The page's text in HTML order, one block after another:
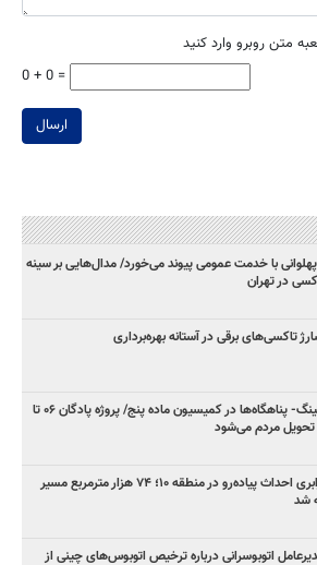
متن روبرو وارد کنید
0 + 0 =
ارسال
با خدمت عمومی پیوند می‌خورد/ مدال‌هایی بر سینه
در تهران
تصویب پارکینگ- پناهگاه‌ها در کمیسیون ماده پنج/ پروژه پادگان ۰۶ تا
تحویل مردم می‌شود
افزایش ۹ برابری احداث پیاده‌رو در منطقه ۱۰؛ ۷۴ هزار مترمربع مسیر
شد
اتوبوسرانی درباره ترخیص اتوبوس‌های چینی از